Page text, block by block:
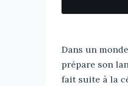
Dans un
prépare son
fait suite à la